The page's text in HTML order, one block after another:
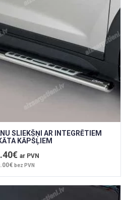
SLIEKŠŅI AR INTEGRĒTIEM
KĀPŠĻIEM
ar PVN
bez PVN